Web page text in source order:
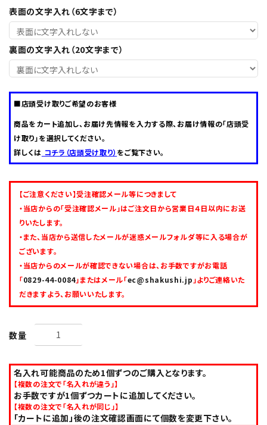
call 0829-44-0084
schedule
表面の文字入れ（6文字まで）
裏面の文字入れ（20文字まで）
■店頭受け取りご希望のお客様
商品をカート追加し、お届け先情報を入力する際、お届け情報の「店頭受
け取り」を選択してください。
詳しくは コチラ（店頭受け取り） をご覧下さい。
【ご注意ください】受注確認メール等につきまして
・当店からの「受注確認メール」はご注文日から営業日４日以内にお送
りいたします。
・また、当店から送信したメールが迷惑メールフォルダ等に入る場合が
ございます。
・当店からのメールが確認できない場合は、お手数ですがお電話
「0829-44-0084」またはメール「ec@shakushi.jp 」よりご連絡いた
だきますよう、お願いいたします。
数量
名入れ可能商品のため1個ずつのご購入となります。
【複数の注文で「名入れが違う」】
お手数ですが1個ずつカートに追加してください。
【複数の注文で「名入れが同じ」】
「カートに追加」後の注文確認画面にて個数を変更下さい。